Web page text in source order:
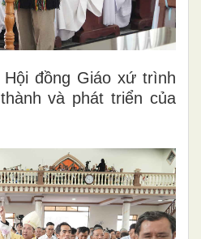
đồng Giáo xứ trình
và phát triển của